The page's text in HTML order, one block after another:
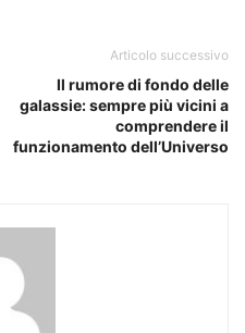
Articolo successivo
Il rumore di fondo delle
galassie: sempre più vicini a
comprendere il
funzionamento dell’Universo